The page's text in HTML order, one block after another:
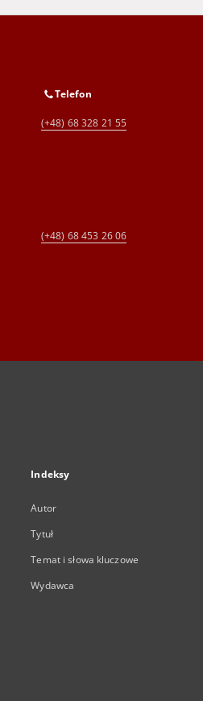
Telefon
(+48) 68 328 21 55
(+48) 68 453 26 06
Indeksy
Autor
Tytuł
Temat i słowa kluczowe
Wydawca